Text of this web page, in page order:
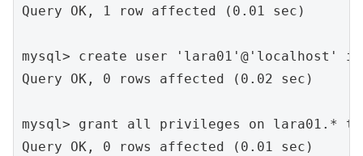
Query OK, 1 row affected (0.01 sec)
mysql> create user 'lara01'@'localhost'
Query OK, 0 rows affected (0.02 sec)
mysql> grant all privileges on lara01.*
Query OK, 0 rows affected (0.01 sec)